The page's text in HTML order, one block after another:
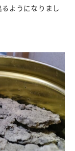
ようになりまし